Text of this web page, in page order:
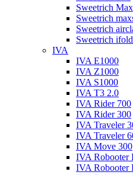
Sweetrich
Sweetrich
Sweetrich
Sweetrich
IVA
IVA E1000
IVA Z1000
IVA S1000
IVA T3 2.0
IVA Rider 700
IVA Rider 300
IVA Traveler
IVA Traveler
IVA Move 300
IVA Robooter
IVA Robooter